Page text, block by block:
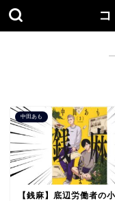
中田あも
【銭麻】底辺労働者の